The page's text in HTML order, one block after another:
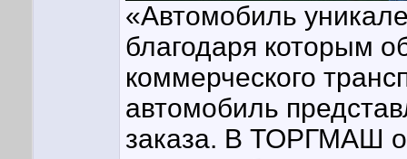
«Автомобиль
благодаря которым
коммерческого
автомобиль
заказа. В ТОРГМАШ